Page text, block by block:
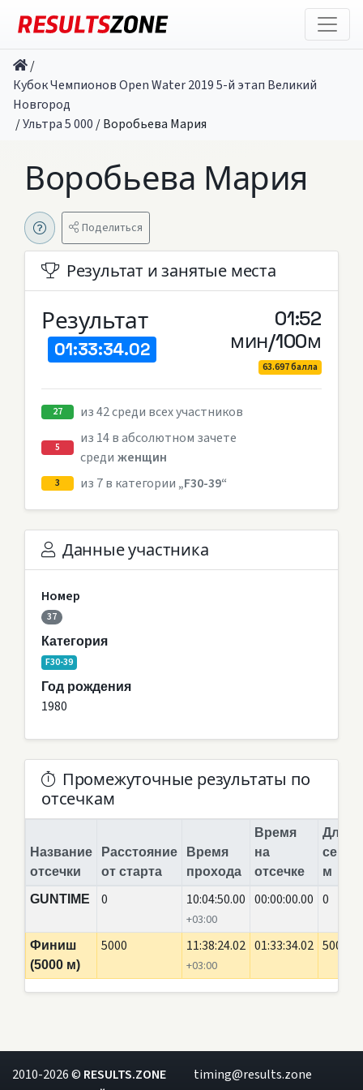
/
Кубок Чемпионов Open Water 2019 5-й этап Великий
Новгород
/Ультра 5 000 /Воробьева Мария
Воробьева Мария
Поделиться
Результат и занятые места
Результат
01:33:34.02
01:52
мин/100м
63.697 балла
27 из 42 среди всех участников
5
из 14 в абсолютном зачете
среди женщин
3 из 7 в категории „F30-39“
Данные участника
Номер
37
Категория
F30-39
Год рождения
1980
Промежуточные результаты по
отсечкам
Название
отсечки
Расстояние
от старта
Время
прохода
Время
на
отсечке
Длина
м
GUNTIME
0 10:04:50.00
+03:00
00:00:00.00 0
Финиш
(5000 м)
5000 11:38:24.02
+03:00
01:33:34.02 5000
2010-2026 © RESULTS.ZONE
timing@results.zone